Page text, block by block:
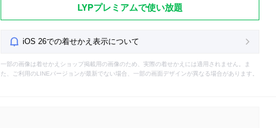
LYPプレミアムで使い放題
iOS 26での着せかえ表示について
一部の画像は着せかえショップ掲載用の画像のため、実際の着せかえには適用されません。ま
た、ご利用のLINEバージョンが最新でない場合、一部の画面デザインが異なる場合があります。